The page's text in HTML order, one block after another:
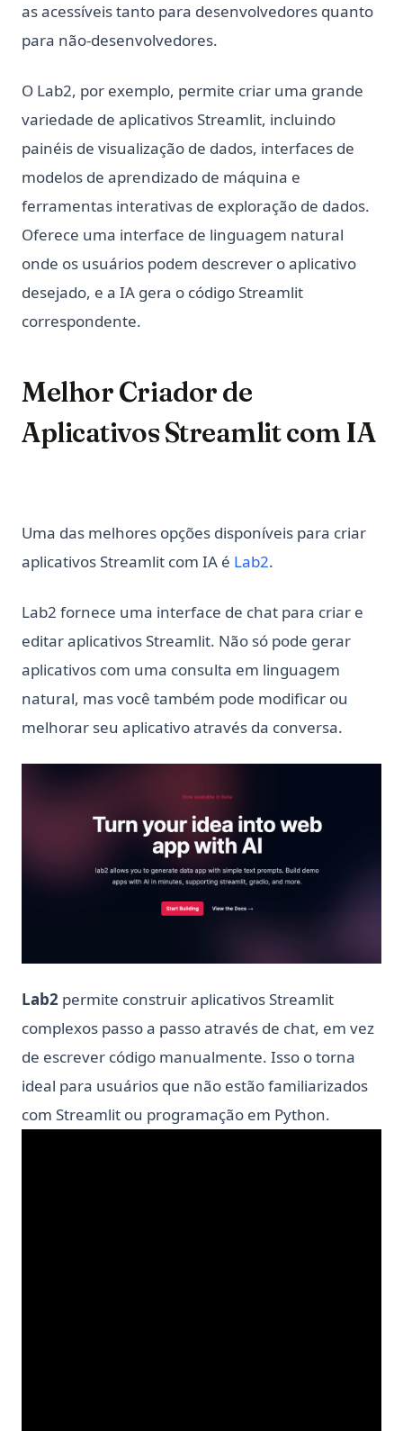
as acessíveis tanto para desenvolvedores quanto
para não-desenvolvedores.
O Lab2, por exemplo, permite criar uma grande
variedade de aplicativos Streamlit, incluindo
painéis de visualização de dados, interfaces de
modelos de aprendizado de máquina e
ferramentas interativas de exploração de dados.
Oferece uma interface de linguagem natural
onde os usuários podem descrever o aplicativo
desejado, e a IA gera o código Streamlit
correspondente.
Melhor Criador de
Aplicativos Streamlit com IA
Uma das melhores opções disponíveis para criar
aplicativos Streamlit com IA é Lab2(opens in a new
.
Lab2 fornece uma interface de chat para criar e
editar aplicativos Streamlit. Não só pode gerar
aplicativos com uma consulta em linguagem
natural, mas você também pode modificar ou
melhorar seu aplicativo através da conversa.
Lab2 permite construir aplicativos Streamlit
complexos passo a passo através de chat, em vez
de escrever código manualmente. Isso o torna
ideal para usuários que não estão familiarizados
com Streamlit ou programação em Python.